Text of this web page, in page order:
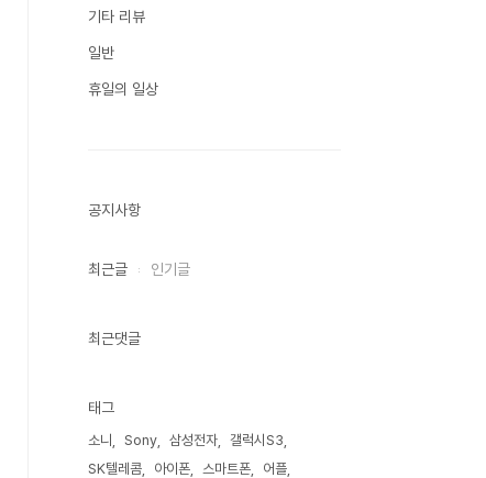
기타 리뷰
일반
휴일의 일상
공지사항
최근글 인기글
최근댓글
태그
소니 Sony 삼성전자
갤럭시S3
SK텔레콤
아이폰 스마트폰
어플